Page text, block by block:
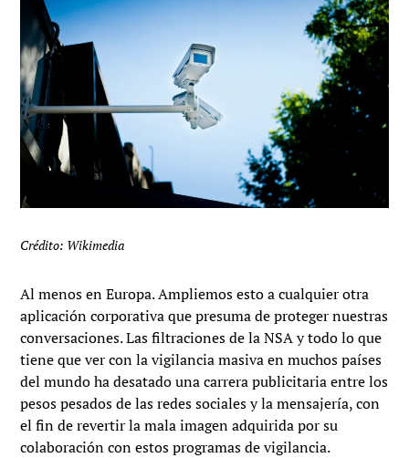
Crédito: Wikimedia
Al menos en Europa. Ampliemos esto a cualquier otra
aplicación corporativa que presuma de proteger nuestras
conversaciones. Las filtraciones de la NSA y todo lo que
tiene que ver con la vigilancia masiva en muchos países
del mundo ha desatado una carrera publicitaria entre los
pesos pesados de las redes sociales y la mensajería, con
el fin de revertir la mala imagen adquirida por su
colaboración con estos programas de vigilancia.